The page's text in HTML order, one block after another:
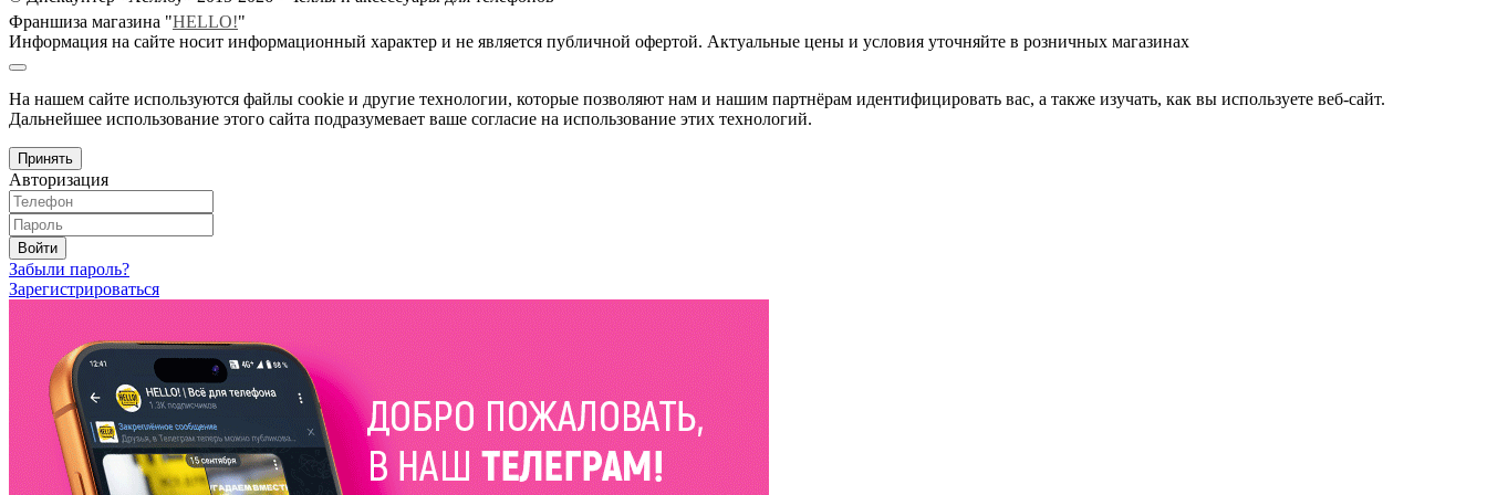
Франшиза магазина "HELLO!"
Информация на сайте носит информационный характер и не является публичной офертой. Актуальные цены и условия уточняйте в розничных магазинах
На нашем сайте используются файлы cookie и другие технологии, которые позволяют нам и нашим партнёрам идентифицировать вас, а также изучать, как вы используете веб-сайт.
Дальнейшее использование этого сайта подразумевает ваше согласие на использование этих технологий.
Принять
Авторизация
Войти
Забыли пароль?
Зарегистрироваться